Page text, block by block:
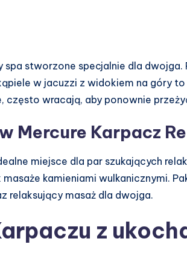
spa stworzone specjalnie dla dwojga.
w jacuzzi z widokiem na góry
wracają, aby ponownie
Mercure Karpacz
miejsce dla par szukających
kamieniami wulkanicznymi.
relaksujący masaż dla dwojga.
z